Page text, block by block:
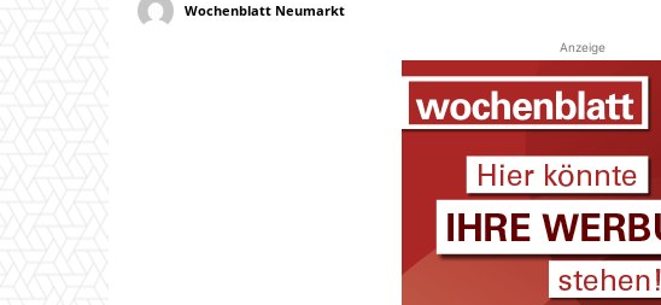
Wochenblatt Neumarkt
Anzeige